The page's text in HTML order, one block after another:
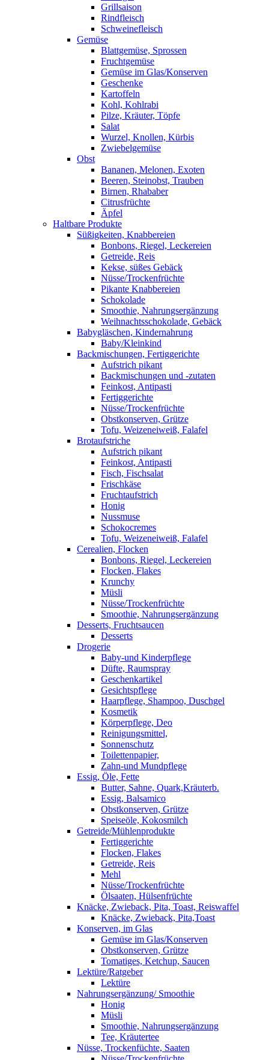
Grillsaison
Rindfleisch
Schweinefleisch
Gemüse
Blattgemüse, Sprossen
Fruchtgemüse
Gemüse im Glas/Konserven
Geschenke
Kartoffeln
Kohl, Kohlrabi
Pilze, Kräuter, Töpfe
Salat
Wurzel, Knollen, Kürbis
Zwiebelgemüse
Obst
Bananen, Melonen, Exoten
Beeren, Steinobst, Trauben
Birnen, Rhababer
Citrusfrüchte
Äpfel
Haltbare Produkte
Süßigkeiten, Knabbereien
Bonbons, Riegel, Leckereien
Getreide, Reis
Kekse, süßes Gebäck
Nüsse/Trockenfrüchte
Pikante Knabbereien
Schokolade
Smoothie, Nahrungsergänzung
Weihnachtsschokolade, Gebäck
Babygläschen, Kindernahrung
Baby/Kleinkind
Backmischungen, Fertiggerichte
Aufstrich pikant
Backmischungen und -zutaten
Feinkost, Antipasti
Fertiggerichte
Nüsse/Trockenfrüchte
Obstkonserven, Grütze
Tofu, Weizeneiweiß, Falafel
Brotaufstriche
Aufstrich pikant
Feinkost, Antipasti
Fisch, Fischsalat
Frischkäse
Fruchtaufstrich
Honig
Nussmuse
Schokocremes
Tofu, Weizeneiweiß, Falafel
Cerealien, Flocken
Bonbons, Riegel, Leckereien
Flocken, Flakes
Krunchy
Müsli
Nüsse/Trockenfrüchte
Smoothie, Nahrungsergänzung
Desserts, Fruchtsaucen
Desserts
Drogerie
Baby-und Kinderpflege
Düfte, Raumspray
Geschenkartikel
Gesichtspflege
Haarpflege, Shampoo, Duschgel
Kosmetik
Körperpflege, Deo
Reinigungsmittel,
Sonnenschutz
Toilettenpapier,
Zahn-und Mundpflege
Essig, Öle, Fette
Butter, Sahne, Quark,Kräuterb.
Essig, Balsamico
Obstkonserven, Grütze
Speiseöle, Kokosmilch
Getreide/Mühlenprodukte
Fertiggerichte
Flocken, Flakes
Getreide, Reis
Mehl
Nüsse/Trockenfrüchte
Ölsaaten, Hülsenfrüchte
Knäcke, Zwieback, Pita, Toast, Reiswaffel
Knäcke, Zwieback, Pita,Toast
Konserven, im Glas
Gemüse im Glas/Konserven
Obstkonserven, Grütze
Tomatiges, Ketchup, Saucen
Lektüre/Ratgeber
Lektüre
Nahrungsergänzung/ Smoothie
Honig
Müsli
Smoothie, Nahrungsergänzung
Tee, Kräutertee
Nüsse, Trockenfüchte, Saaten